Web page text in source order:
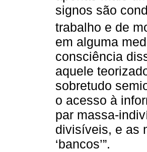
signos são
trabalho e de
em alguma
consciência
aquele
sobretudo
o acesso à
par massa-
divisíveis, e as
‘bancos’”.